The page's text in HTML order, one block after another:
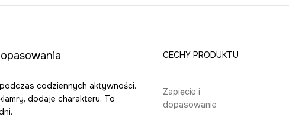
codziennych aktywności.
dodaje charakteru. To
CECHY PRODUKTU
Zapięcie i
dopasowanie